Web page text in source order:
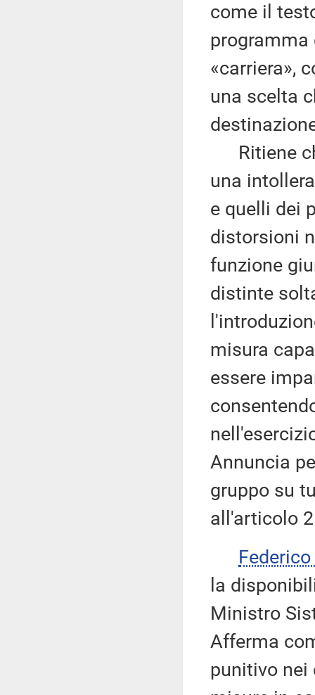
come il
programma
«carriera»,
una scelta
Ritiene
una
e quelli dei
distorsioni
funzione
distinte
misura
essere
Annuncia
gruppo su
all'articolo
Federico
la
Ministro
Afferma
punitivo nei